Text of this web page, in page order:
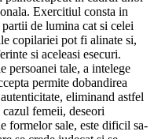
Exercitiul consta in
partii de lumina cat si celei
copilariei pot fi alinate si,
si aceleasi esecuri.
persoanei tale, a intelege
permite dobandirea
eliminand astfel
femeii, deseori
formelor sale, este dificil sa-